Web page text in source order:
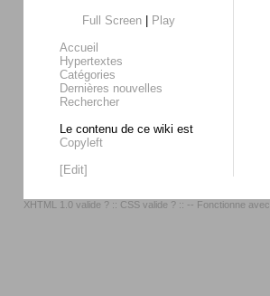
Full Screen|
Play
Accueil
Hypertextes
Catégories
Dernières nouvelles
Rechercher
Le contenu de ce wiki est
Copyleft
[Edit]
XHTML 1.0 valide ? :: CSS valide ? :: -- Fonctionne avec